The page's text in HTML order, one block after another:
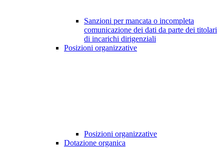
Sanzioni per mancata o incompleta
comunicazione dei dati da parte dei titolari
di incarichi dirigenziali
Posizioni organizzative
Posizioni organizzative
Dotazione organica